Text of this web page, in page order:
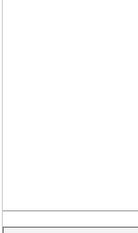
แต่ในความอัศจร